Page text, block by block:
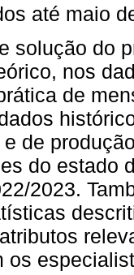
até maio
solução do
nos
de
de
do estado
2023.
os